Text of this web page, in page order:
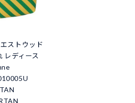
ストウッド
レディース